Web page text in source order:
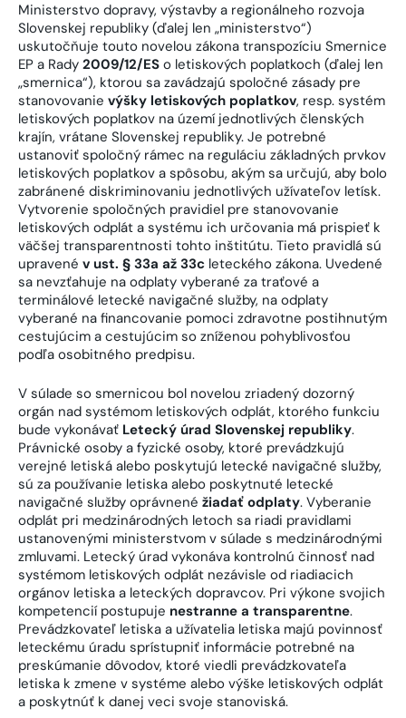
Ministerstvo dopravy, výstavby a regionálneho rozvoja
Slovenskej republiky (ďalej len „ministerstvo“)
uskutočňuje touto novelou zákona transpozíciu Smernice
EP a Rady 2009/12/ES o letiskových poplatkoch (ďalej len
„smernica“), ktorou sa zavádzajú spoločné zásady pre
stanovovanie výšky letiskových poplatkov, resp. systém
letiskových poplatkov na území jednotlivých členských
krajín, vrátane Slovenskej republiky. Je potrebné
ustanoviť spoločný rámec na reguláciu základných prvkov
letiskových poplatkov a spôsobu, akým sa určujú, aby bolo
zabránené diskriminovaniu jednotlivých užívateľov letísk.
Vytvorenie spoločných pravidiel pre stanovovanie
letiskových odplát a systému ich určovania má prispieť k
väčšej transparentnosti tohto inštitútu. Tieto pravidlá sú
upravené v ust. § 33a až 33c leteckého zákona. Uvedené
sa nevzťahuje na odplaty vyberané za traťové a
terminálové letecké navigačné služby, na odplaty
vyberané na financovanie pomoci zdravotne postihnutým
cestujúcim a cestujúcim so zníženou pohyblivosťou
podľa osobitného predpisu.
V súlade so smernicou bol novelou zriadený dozorný
orgán nad systémom letiskových odplát, ktorého funkciu
bude vykonávať Letecký úrad Slovenskej republiky.
Právnické osoby a fyzické osoby, ktoré prevádzkujú
verejné letiská alebo poskytujú letecké navigačné služby,
sú za používanie letiska alebo poskytnuté letecké
navigačné služby oprávnené žiadať odplaty. Vyberanie
odplát pri medzinárodných letoch sa riadi pravidlami
ustanovenými ministerstvom v súlade s medzinárodnými
zmluvami. Letecký úrad vykonáva kontrolnú činnosť nad
systémom letiskových odplát nezávisle od riadiacich
orgánov letiska a leteckých dopravcov. Pri výkone svojich
kompetencií postupuje nestranne a transparentne.
Prevádzkovateľ letiska a užívatelia letiska majú povinnosť
leteckému úradu sprístupniť informácie potrebné na
preskúmanie dôvodov, ktoré viedli prevádzkovateľa
letiska k zmene v systéme alebo výške letiskových odplát
a poskytnúť k danej veci svoje stanoviská.